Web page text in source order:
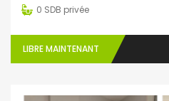
0 SDB privée
LIBRE MAINTENANT